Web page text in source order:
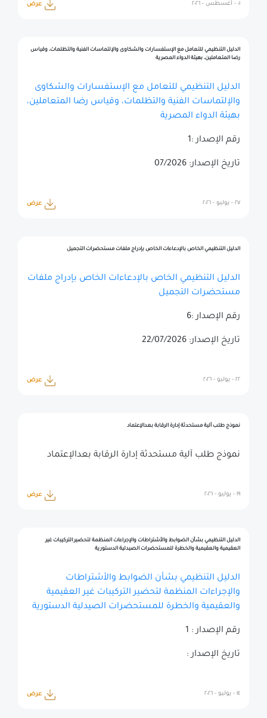
٠١ - أغسطس - ٢٠٢٦ عرض
الدليل التنظيمي للتعامل مع الإستفسارات والشكاوى والإلتماسات الفنية والتظلمات، وقياس
رضا المتعاملين، بهيئة الدواء المصرية
الدليل التنظيمي للتعامل مع الإستفسارات والشكاوى
والإلتماسات الفنية والتظلمات، وقياس رضا المتعاملين،
بهيئة الدواء المصرية
رقم الإصدار :1
تاريخ الإصدار: 07/2026
٢٧ - يوليو - ٢٠٢٦ عرض
الدليل التنظيمي الخاص بالإدعاءات الخاص بإدراج ملفات مستحضرات التجميل
الدليل التنظيمي الخاص بالإدعاءات الخاص بإدراج ملفات
مستحضرات التجميل
رقم الإصدار :6
تاريخ الإصدار: 22/07/2026
٢٢ - يوليو - ٢٠٢٦ عرض
نموذج طلب آلية مستحدثة إدارة الرقابة بعدالإعتماد
نموذج طلب آلية مستحدثة إدارة الرقابة بعدالإعتماد
١٩ - يوليو - ٢٠٢٦ عرض
الدليل التنظيمي بشأن الضوابط والأشتراطات والإجراءات المنظمة لتحضير التركيبات غير
العقيمية والعقيمية والخطرة للمستحضرات الصيدلية الدستورية
الدليل التنظيمي بشأن الضوابط والأشتراطات
والإجراءات المنظمة لتحضير التركيبات غير العقيمية
والعقيمية والخطرة للمستحضرات الصيدلية الدستورية
رقم الإصدار : 1
تاريخ الإصدار :
١٤ - يوليو - ٢٠٢٦ عرض